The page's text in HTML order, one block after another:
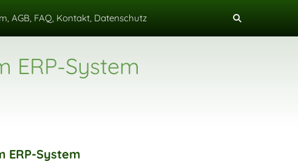
AGB, FAQ, Kontakt, Datenschutz
ERP-System
ERP-System